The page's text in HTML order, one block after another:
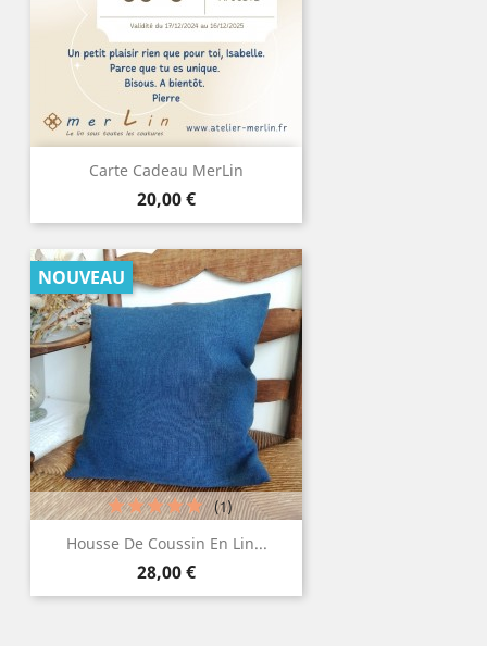
Carte Cadeau MerLin
Prix
20,00 €
Housse De Coussin En Lin...
Prix
28,00 €
(1)
NOUVEAU